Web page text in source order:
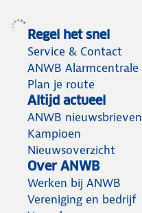
Regel het snel
Service & Contact
ANWB Alarmcentrale
Plan je route
Altijd actueel
ANWB nieuwsbrieven
Kampioen
Nieuwsoverzicht
Over ANWB
Werken bij ANWB
Vereniging en bedrijf